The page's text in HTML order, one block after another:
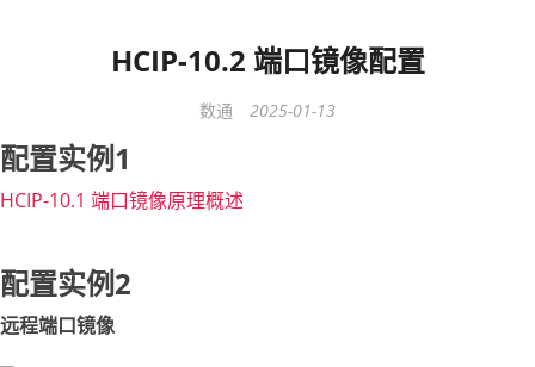
HCIP-10.2 端口镜像配置
数通 2025-01-13
配置实例1
HCIP-10.1 端口镜像原理概述
配置实例2
远程端口镜像